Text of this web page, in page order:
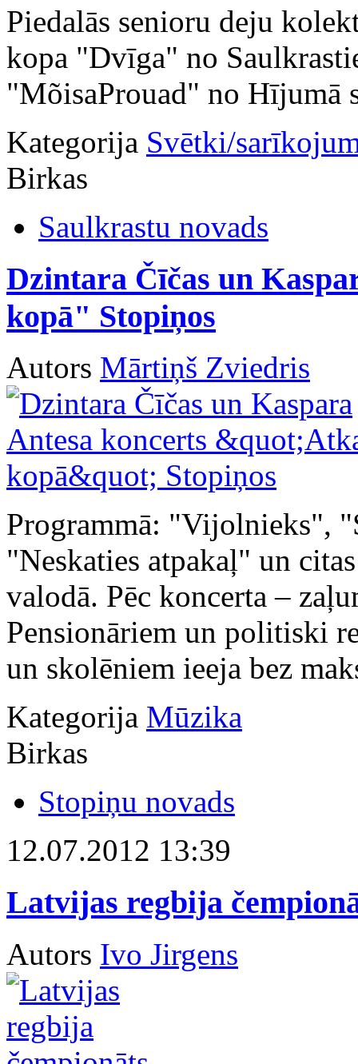
Piedalās senioru deju
kopa "Dvīga" no
"MõisaProuad" no Hījumā
Kategorija Svētki/
Birkas
Saulkrastu novads
Dzintara Čīčas un
kopā" Stopiņos
Autors Mārtiņš Zviedris
Programmā: "Vijolnieks",
"Neskaties atpakaļ" un
valodā. Pēc koncerta –
Pensionāriem un politiski
un skolēniem ieeja bez
Kategorija Mūzika
Birkas
Stopiņu novads
12.07.2012 13:39
Latvijas regbija
Autors Ivo Jirgens